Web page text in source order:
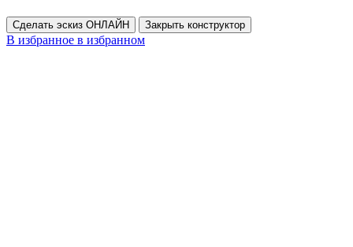
Сделать эскиз ОНЛАЙН Закрыть конструктор
В избранное в избранном